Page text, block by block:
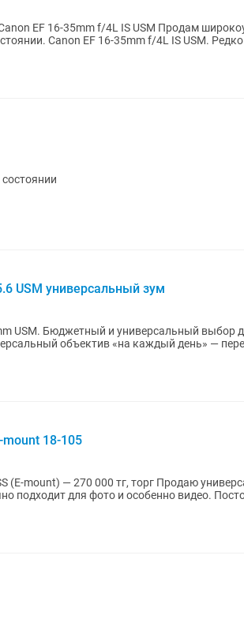
4L IS USM Продам широкоугольный объектив
Canon EF 16-35mm f/4L IS USM.
USM универсальный зум
USM. Бюджетный и универсальный выбор
18-105
000 тг, торг Продаю универсальный объектив
подходит для фото и особенно видео.